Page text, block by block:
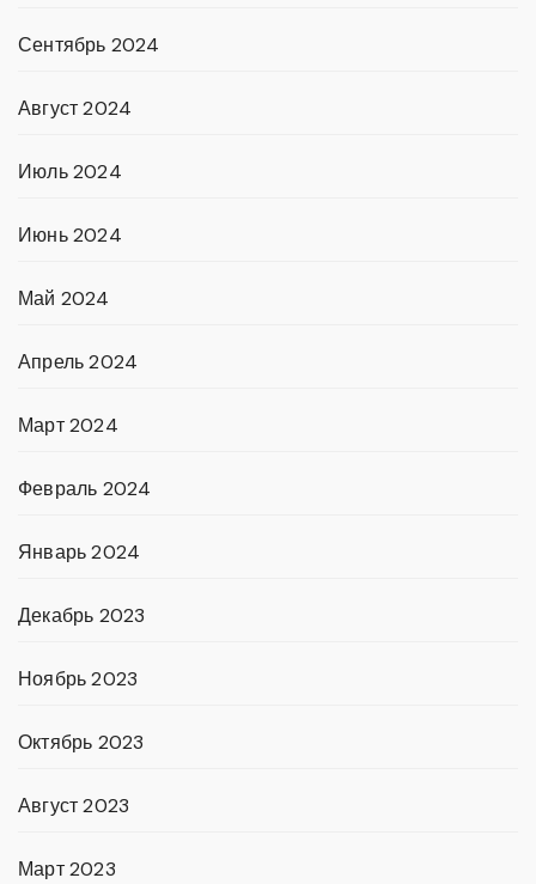
Сентябрь 2024
Август 2024
Июль 2024
Июнь 2024
Май 2024
Апрель 2024
Март 2024
Февраль 2024
Январь 2024
Декабрь 2023
Ноябрь 2023
Октябрь 2023
Август 2023
Март 2023